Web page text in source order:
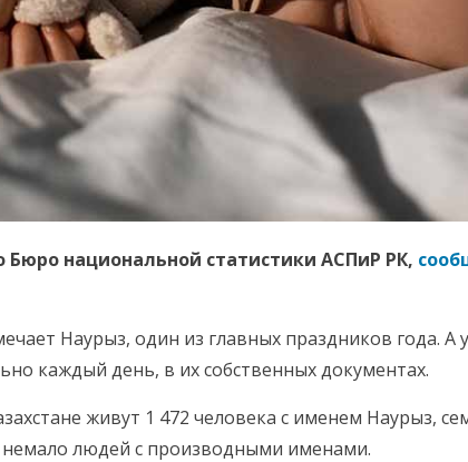
национальной статистики АСПиР РК,
Наурыз, один из главных праздников года. А
каждый день, в их собственных документах.
живут 1 472 человека с именем Наурыз,
людей с производными именами.